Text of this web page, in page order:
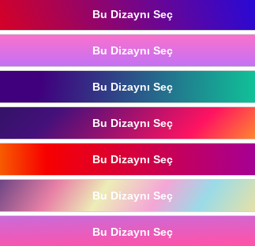
Bu Dizaynı Seç
Bu Dizaynı Seç
Bu Dizaynı Seç
Bu Dizaynı Seç
Bu Dizaynı Seç
Bu Dizaynı Seç
Bu Dizaynı Seç